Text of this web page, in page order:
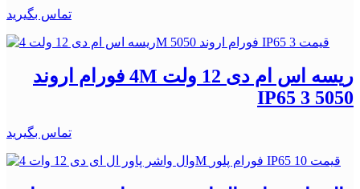
تماس بگیرید
ریسه اس ام دی 12 ولت 4M فورام اروند
5050 IP65 3
تماس بگیرید